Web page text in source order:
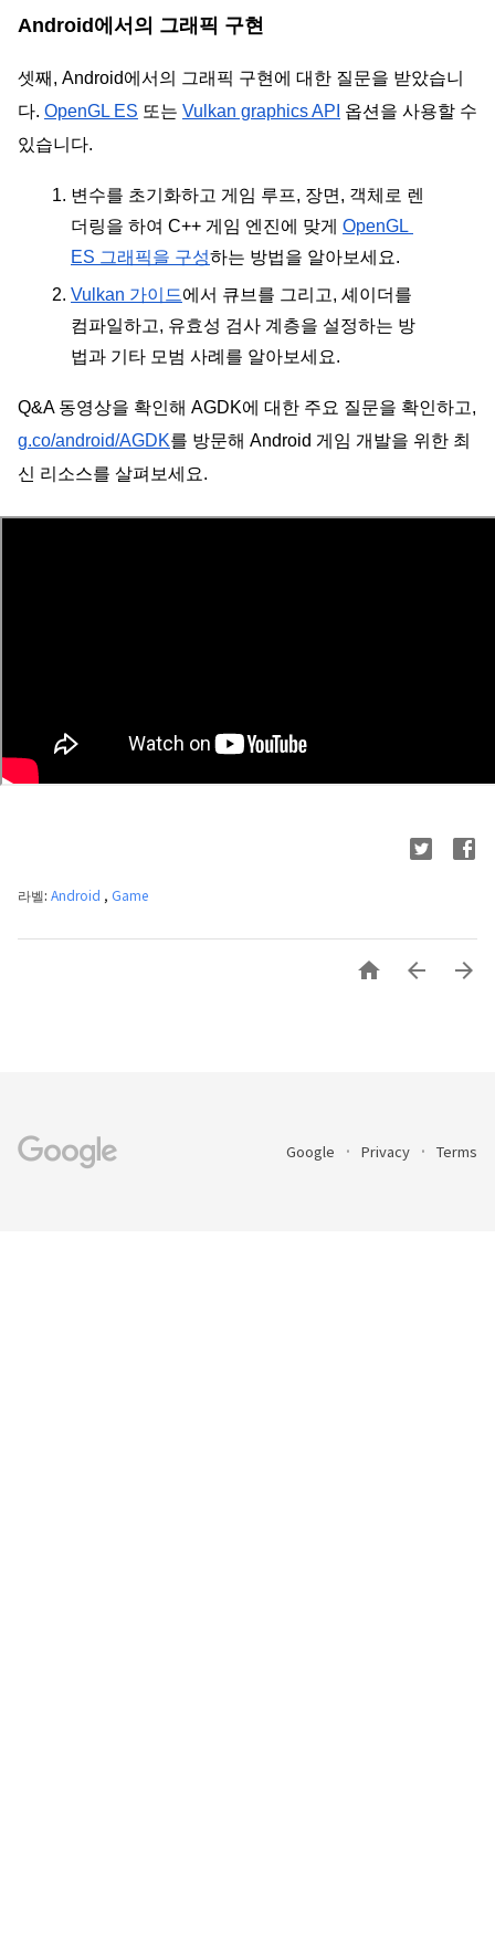
Android에서의 그래픽 구현
셋째, Android에서의 그래픽 구현에 대한 질문을 받았습니
다. OpenGL ES 또는 Vulkan graphics API 옵션을 사용할 수
있습니다.
변수를 초기화하고 게임 루프, 장면, 객체로 렌
더링을 하여 C++ 게임 엔진에 맞게 OpenGL
ES 그래픽을 구성하는 방법을 알아보세요.
Vulkan 가이드에서 큐브를 그리고, 셰이더를
컴파일하고, 유효성 검사 계층을 설정하는 방
법과 기타 모범 사례를 알아보세요.
g.co/android/AGDK를 방문해 Android 게임 개발을 위한 최
신 리소스를 살펴보세요.
라벨: Android , Game
  
Google Privacy Terms